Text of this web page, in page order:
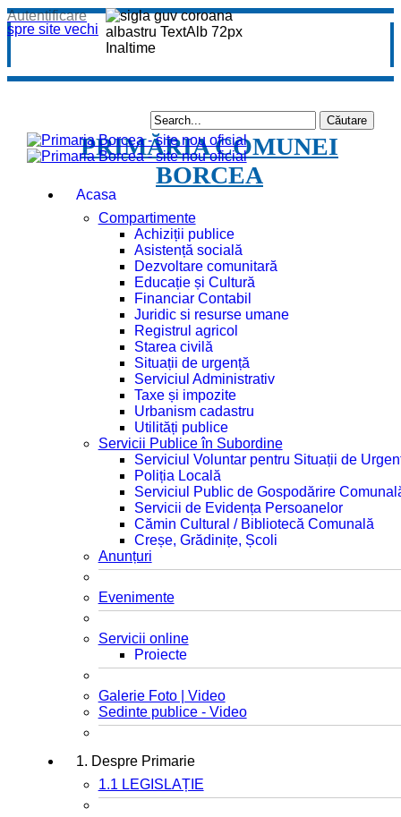
spre site vechi
Autentificare
PRIMĂRIA COMUNEI
BORCEA
Acasa
Compartimente
Achiziții publice
Asistență socială
Dezvoltare comunitară
Educație și Cultură
Financiar Contabil
Juridic si resurse umane
Registrul agricol
Starea civilă
Situații de urgență
Serviciul Administrativ
Taxe și impozite
Urbanism cadastru
Utilități publice
Servicii Publice în Subordine
Serviciul Voluntar pentru Situații de
Poliția Locală
Serviciul Public de Gospodărire
Servicii de Evidența Persoanelor
Cămin Cultural / Bibliotecă Comunală
Creșe, Grădinițe, Școli
Anunțuri
Evenimente
Servicii online
Proiecte
Galerie Foto | Video
Sedinte publice - Video
1. Despre Primarie
1.1 LEGISLAȚIE